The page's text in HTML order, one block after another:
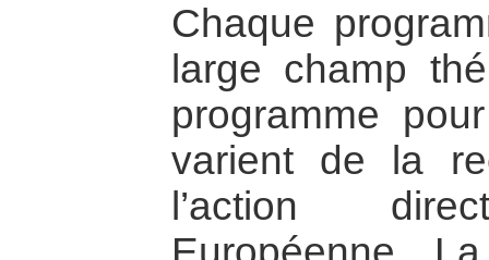
Chaque
large champ
programme
varient de la
l’action